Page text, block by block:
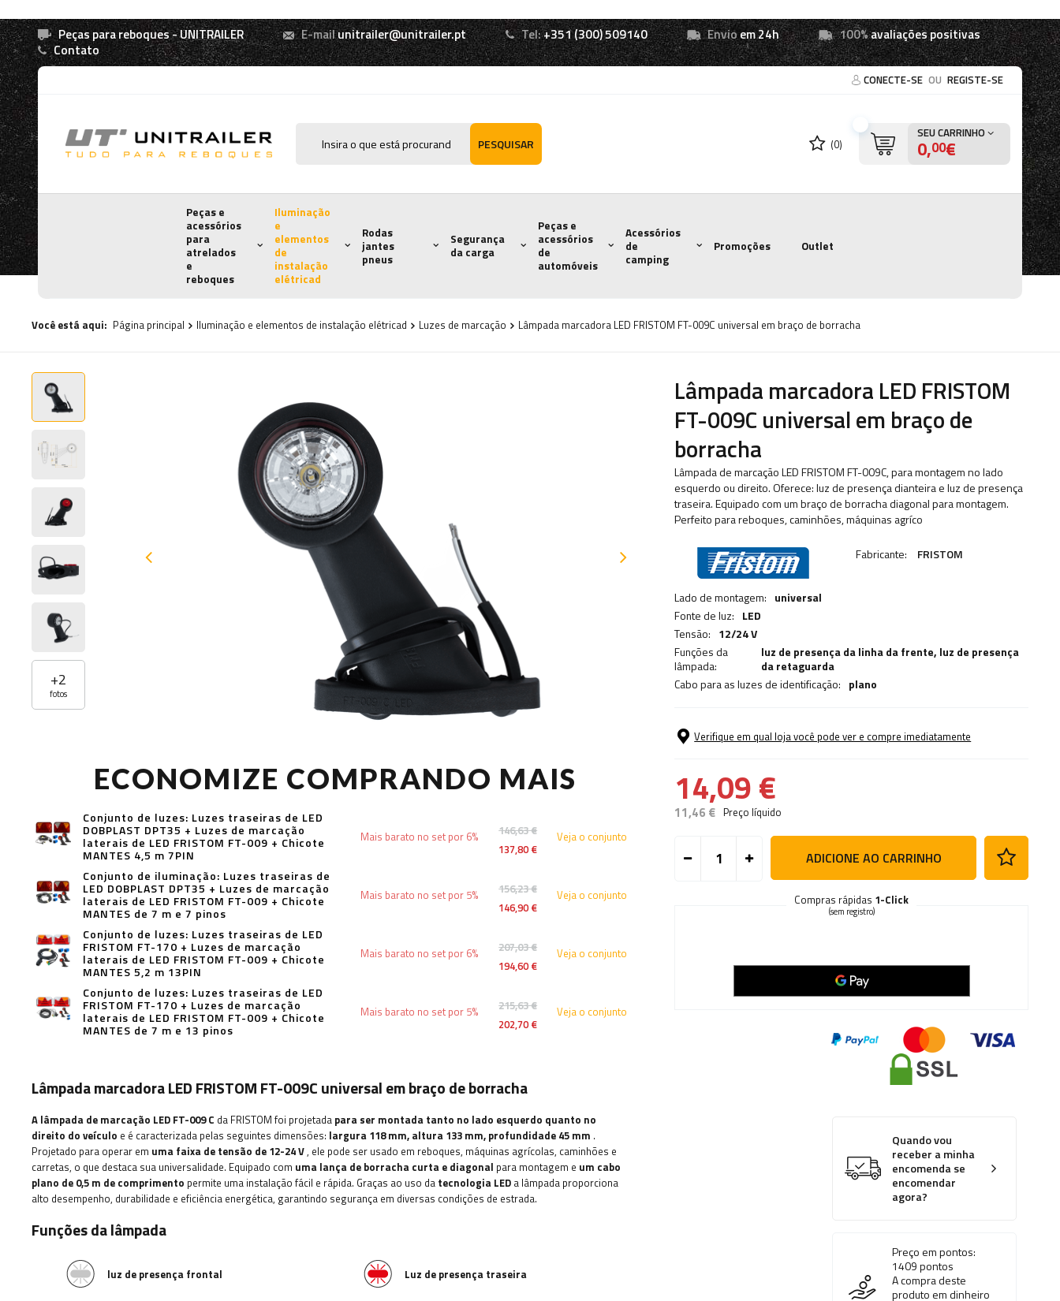
Peças para reboques - UNITRAILER E-mailunitrailer@unitrailer.pt Tel:+351 (300) 509140 Envioem 24h 100%avaliações positivas
Contato
CONECTE-SE OU REGISTE-SE
PESQUISAR (0)
SEU CARRINHO
0,00€
Peças e
acessórios
para
atrelados
e
reboques
Iluminação
e
elementos
de
instalação
elétricad
Rodas
jantes
pneus
Segurança
da carga
Peças e
acessórios
de
automóveis
Acessórios
de
camping
Promoções Outlet
Você está aqui: Página principal Iluminação e elementos de instalação elétricad Luzes de marcação Lâmpada marcadora LED FRISTOM FT-009C universal em braço de borracha
+2
fotos
Lâmpada marcadora LED FRISTOM
FT-009C universal em braço de
borracha
Lâmpada de marcação LED FRISTOM FT-009C, para montagem no lado
esquerdo ou direito. Oferece: luz de presença dianteira e luz de presença
traseira. Equipado com um braço de borracha diagonal para montagem.
Perfeito para reboques, caminhões, máquinas agríco
Fabricante: FRISTOM
Lado de montagem: universal
Fonte de luz: LED
Tensão: 12/24 V
Funções da
lâmpada:
luz de presença da linha da frente, luz de presença
da retaguarda
Cabo para as luzes de identificação: plano
Verifique em qual loja você pode ver e compre imediatamente
14,09 €
11,46 € Preço líquido
ADICIONE AO CARRINHO
Compras rápidas 1-Click
(sem registro)
Quando vou
receber a minha
encomenda se
encomendar
agora?
Preço em pontos:
1409pontos
A compra deste
produto em dinheiro
ECONOMIZE COMPRANDO MAIS
Conjunto de luzes: Luzes traseiras de LED
DOBPLAST DPT35 + Luzes de marcação
laterais de LED FRISTOM FT-009 + Chicote
MANTES 4,5 m 7PIN
146,63 €
137,80 €
Mais barato no set por 6% Veja o conjunto
Conjunto de iluminação: Luzes traseiras de
LED DOBPLAST DPT35 + Luzes de marcação
laterais de LED FRISTOM FT-009 + Chicote
MANTES de 7 m e 7 pinos
156,23 €
146,90 €
Mais barato no set por 5% Veja o conjunto
Conjunto de luzes: Luzes traseiras de LED
FRISTOM FT-170 + Luzes de marcação
laterais de LED FRISTOM FT-009 + Chicote
MANTES 5,2 m 13PIN
207,03 €
194,60 €
Mais barato no set por 6% Veja o conjunto
Conjunto de luzes: Luzes traseiras de LED
FRISTOM FT-170 + Luzes de marcação
laterais de LED FRISTOM FT-009 + Chicote
MANTES de 7 m e 13 pinos
215,63 €
202,70 €
Mais barato no set por 5% Veja o conjunto
Lâmpada marcadora LED FRISTOM FT-009C universal em braço de borracha
A lâmpada de marcação LED FT-009 C da FRISTOM foi projetada para ser montada tanto no lado esquerdo quanto no
direito do veículo e é caracterizada pelas seguintes dimensões: largura 118 mm, altura 133 mm, profundidade 45 mm .
Projetado para operar em uma faixa de tensão de 12-24 V, ele pode ser usado em reboques, máquinas agrícolas, caminhões e
carretas, o que destaca sua universalidade. Equipado com uma lança de borracha curta e diagonal para montagem e um cabo
plano de 0,5 m de comprimento permite uma instalação fácil e rápida. Graças ao uso da tecnologia LED a lâmpada proporciona
alto desempenho, durabilidade e eficiência energética, garantindo segurança em diversas condições de estrada.
Funções da lâmpada
luz de presença frontal Luz de presença traseira